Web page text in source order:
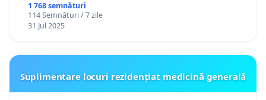
1 768 semnături
114 Semnături / 7 zile
31 Jul 2025
Suplimentare locuri rezidențiat medicină generală